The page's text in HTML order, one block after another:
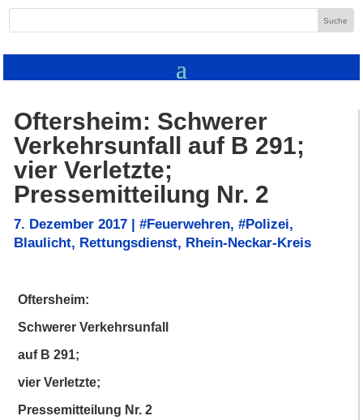
Oftersheim: Schwerer
Verkehrsunfall auf B 291;
vier Verletzte;
Pressemitteilung Nr. 2
7. Dezember 2017 | #Feuerwehren, #Polizei,
Blaulicht, Rettungsdienst, Rhein-Neckar-Kreis
Oftersheim:
Schwerer Verkehrsunfall
auf B 291;
vier Verletzte;
Pressemitteilung Nr. 2